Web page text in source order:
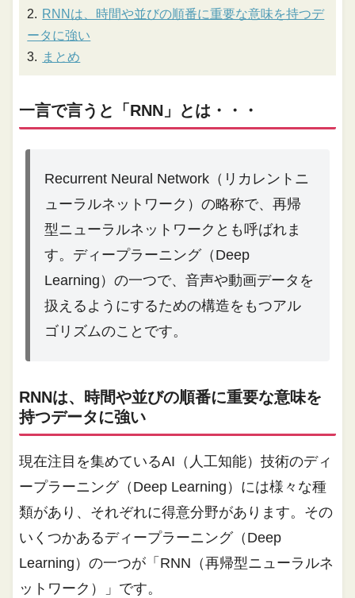
RNNは、時間や並びの順番に重要な意味を持つデ
ータに強い
まとめ
一言で言うと「RNN」とは・・・
Recurrent Neural Network（リカレントニ
ューラルネットワーク）の略称で、再帰
型ニューラルネットワークとも呼ばれま
す。ディープラーニング（Deep
Learning）の一つで、音声や動画データを
扱えるようにするための構造をもつアル
ゴリズムのことです。
RNNは、時間や並びの順番に重要な意味を
持つデータに強い
現在注目を集めているAI（人工知能）技術のディ
ープラーニング（Deep Learning）には様々な種
類があり、それぞれに得意分野があります。その
いくつかあるディープラーニング（Deep
Learning）の一つが「RNN（再帰型ニューラルネ
ットワーク）」です。